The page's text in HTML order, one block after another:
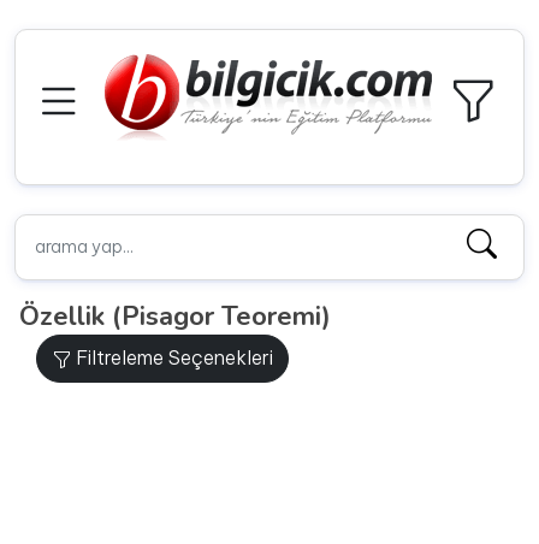
Özellik (Pisagor Teoremi)
Filtreleme Seçenekleri